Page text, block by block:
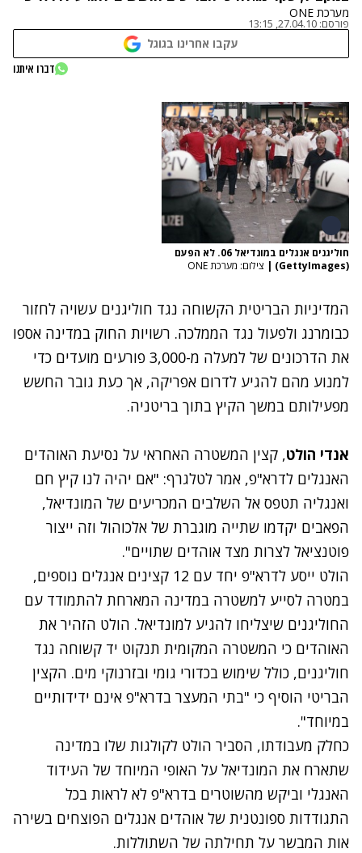
מערכת ONE
פורסם: 27.04.10, 13:15
עקבו אחרינו בגוגל
דברו איתנו
חוליגנים אנגלים במונדיאל 06. לא הפעם
(GettyImages)
| צילום: מערכת ONE
המדיניות הבריטית הקשוחה נגד חוליגנים עשויה לחזור
כבומרנג ולפעול נגד הממלכה. רשויות החוק במדינה אספו
את הדרכונים של למעלה מ-3,000 פורעים מועדים כדי
למנוע מהם להגיע לדרום אפריקה, אך כעת גובר החשש
מפעילותם במשך הקיץ בתוך בריטניה.
אנדי הולט, קצין המשטרה האחראי על נסיעת האוהדים
האנגלים לדרא"פ, אמר לטלגרף: "אם יהיה לנו קיץ חם
ואנגליה תטפס אל השלבים המכריעים של המונדיאל,
הפאבים יקדמו שתייה מוגברת של אלכוהול וזה ייצור
פוטנציאל לצרות מצד אוהדים שתויים".
הולט ייסע לדרא"פ יחד עם 12 קצינים אנגלים נוספים,
במטרה לסייע למשטרה במדינה המארחת להתמודד עם
החוליגנים שיצליחו להגיע למונדיאל. הולט הזהיר את
האוהדים כי המשטרה המקומית תנקוט יד קשוחה נגד
חוליגנים, כולל שימוש בכדורי גומי ובזרנוקי מים. הקצין
הבריטי הוסיף כי "בתי המעצר בדרא"פ אינם ידידותיים
במיוחד".
כחלק מעבודתו, הסביר הולט לקולגות שלו במדינה
שתארח את המונדיאל על האופי המיוחד של העידוד
האנגלי וביקש מהשוטרים בדרא"פ לא לראות בכל
התגודדות ספונטנית של אוהדים אנגלים הפוצחים בשירה
אות המבשר על תחילתה של השתוללות.